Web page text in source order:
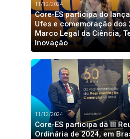
11/12/2024
Core-ES participa do
Ufes e comemoração dos
Marco Legal da Ciência,
Inovação
11/12/2024
Core-ES participa da III
Ordinária de 2024, em